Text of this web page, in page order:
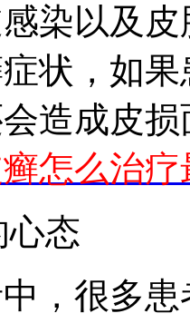
染以及
状，如
造成皮
怎么治疗
心态
，很多